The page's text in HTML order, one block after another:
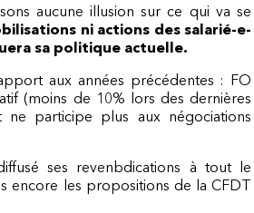
aucune illusion sur ce qui va se
ni actions des salarié-e-
sa politique actuelle.
aux années précédentes : FO
(moins de 10% lors des dernières
ne participe plus aux négociations
ses revenbdications à tout le
encore les propositions de la CFDT